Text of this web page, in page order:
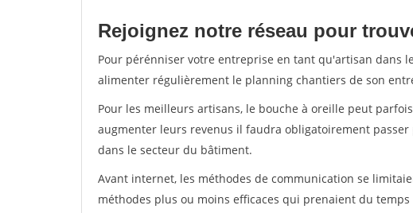
Rejoignez notre réseau pour
Pour pérénniser votre entreprise en tant qu'artisan dans
alimenter régulièrement le planning chantiers de son
Pour les meilleurs artisans, le bouche à oreille peut
augmenter leurs revenus il faudra obligatoirement
dans le secteur du bâtiment.
Avant internet, les méthodes de communication se
méthodes plus ou moins efficaces qui prenaient du